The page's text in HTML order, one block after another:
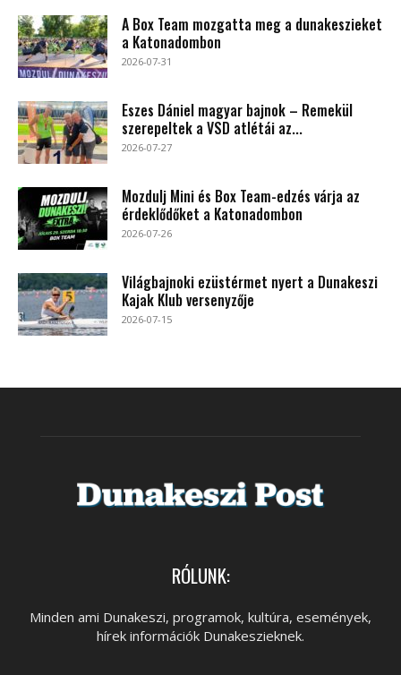
A Box Team mozgatta meg a dunakeszieket
a Katonadombon
2026-07-31
Eszes Dániel magyar bajnok – Remekül
szerepeltek a VSD atlétái az...
2026-07-27
Mozdulj Mini és Box Team-edzés várja az
érdeklődőket a Katonadombon
2026-07-26
Világbajnoki ezüstérmet nyert a Dunakeszi
Kajak Klub versenyzője
2026-07-15
RÓLUNK:
Minden ami Dunakeszi, programok, kultúra, események,
hírek információk Dunakeszieknek.